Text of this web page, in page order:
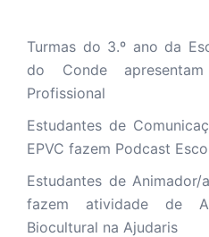
Turmas do 3.º ano da
do Conde
Profissional
Estudantes de
EPVC fazem Podcast
Estudantes de
fazem atividade de
Biocultural na Ajudaris